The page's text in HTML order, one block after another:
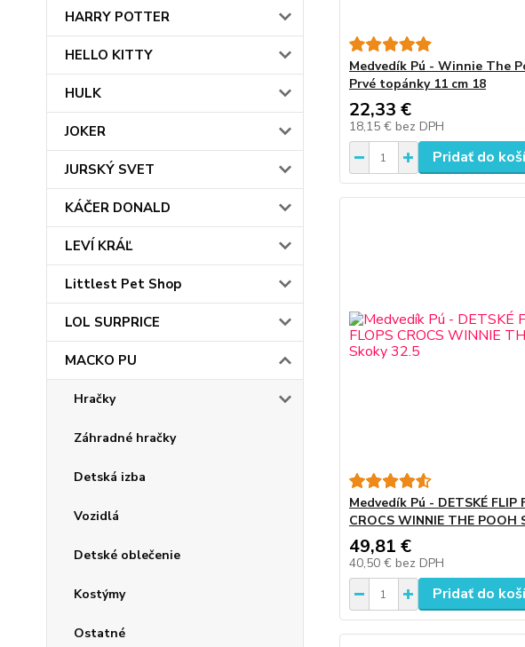
HARRY POTTER
HELLO KITTY
HULK
JOKER
JURSKÝ SVET
KÁČER DONALD
LEVÍ KRÁĽ
Littlest Pet Shop
LOL SURPRICE
MACKO PU
Hračky
Záhradné hračky
Detská izba
Vozidlá
Detské oblečenie
Kostýmy
Ostatné
Medvedík Pú - Winnie The
Prvé topánky 11 cm 18
22,33 €
18,15 € bez DPH
Pridať do
Medvedík Pú - DETSKÉ FLIP
CROCS WINNIE THE POOH
49,81 €
40,50 € bez DPH
Pridať do